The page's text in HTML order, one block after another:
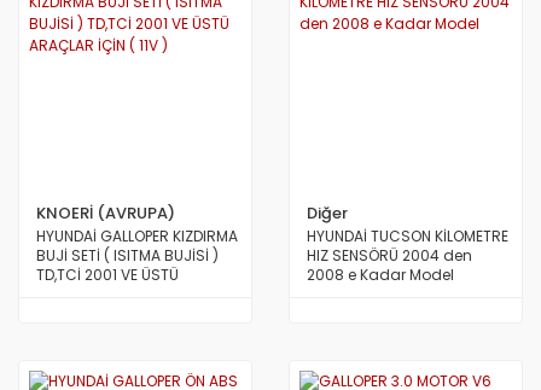
KNOERİ (AVRUPA)
HYUNDAİ GALLOPER KIZDIRMA
BUJİ SETİ ( ISITMA BUJİSİ )
TD,TCİ 2001 VE ÜSTÜ
Diğer
HYUNDAİ TUCSON KİLOMETRE
HIZ SENSÖRÜ 2004 den
2008 e Kadar Model